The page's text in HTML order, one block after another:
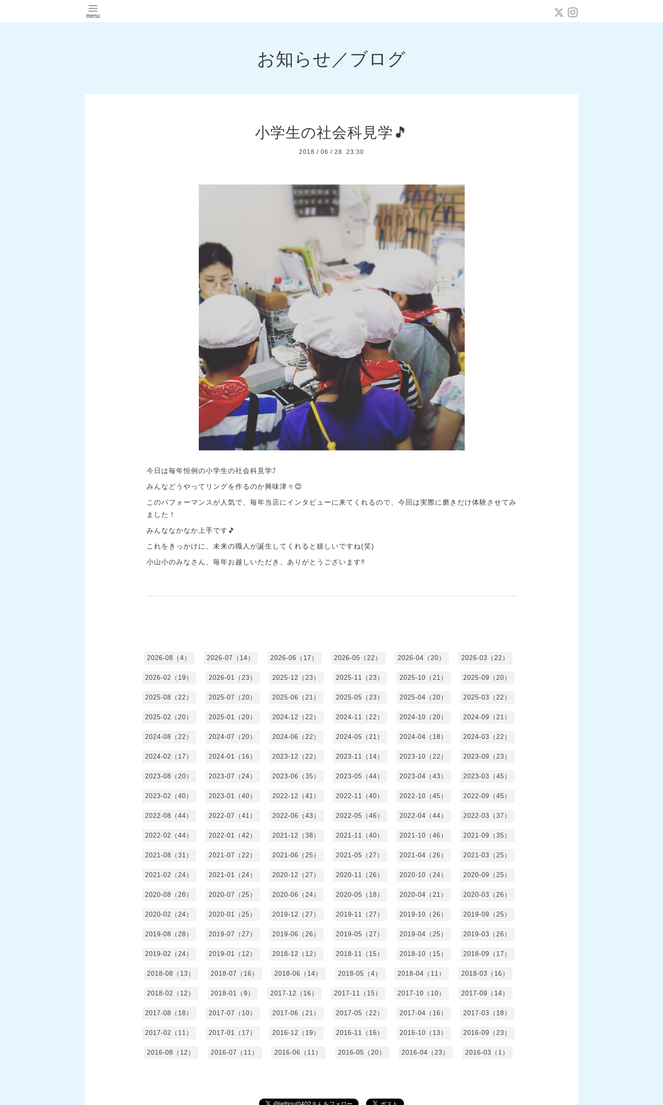
お知らせ／ブログ
小学生の社会科見学🎵
2018 / 06 / 28 23:30
今日は毎年恒例の小学生の社会科見学⤴️
みんなどうやってリングを作るのか興味津々😊
このパフォーマンスが人気で、毎年当店にインタビューに来てくれるので、今回は実際に磨きだけ体験させてみ
ました！
みんななかなか上手です🎵
これをきっかけに、未来の職人が誕生してくれると嬉しいですね(笑)
小山小のみなさん、毎年お越しいただき、ありがとうございます‼️
2026-08（4） 2026-07（14） 2026-06（17） 2026-05（22） 2026-04（20） 2026-03（22）
2026-02（19） 2026-01（23） 2025-12（23） 2025-11（23） 2025-10（21） 2025-09（20）
2025-08（22） 2025-07（20） 2025-06（21） 2025-05（23） 2025-04（20） 2025-03（22）
2025-02（20） 2025-01（20） 2024-12（22） 2024-11（22） 2024-10（20） 2024-09（21）
2024-08（22） 2024-07（20） 2024-06（22） 2024-05（21） 2024-04（18） 2024-03（22）
2024-02（17） 2024-01（16） 2023-12（22） 2023-11（14） 2023-10（22） 2023-09（23）
2023-08（20） 2023-07（24） 2023-06（35） 2023-05（44） 2023-04（43） 2023-03（45）
2023-02（40） 2023-01（40） 2022-12（41） 2022-11（40） 2022-10（45） 2022-09（45）
2022-08（44） 2022-07（41） 2022-06（43） 2022-05（46） 2022-04（44） 2022-03（37）
2022-02（44） 2022-01（42） 2021-12（38） 2021-11（40） 2021-10（46） 2021-09（35）
2021-08（31） 2021-07（22） 2021-06（25） 2021-05（27） 2021-04（26） 2021-03（25）
2021-02（24） 2021-01（24） 2020-12（27） 2020-11（26） 2020-10（24） 2020-09（25）
2020-08（28） 2020-07（25） 2020-06（24） 2020-05（18） 2020-04（21） 2020-03（26）
2020-02（24） 2020-01（25） 2019-12（27） 2019-11（27） 2019-10（26） 2019-09（25）
2019-08（28） 2019-07（27） 2019-06（26） 2019-05（27） 2019-04（25） 2019-03（26）
2019-02（24） 2019-01（12） 2018-12（12） 2018-11（15） 2018-10（15） 2018-09（17）
2018-08（13） 2018-07（16） 2018-06（14） 2018-05（4） 2018-04（11） 2018-03（16）
2018-02（12） 2018-01（9） 2017-12（16） 2017-11（15） 2017-10（10） 2017-09（14）
2017-08（18） 2017-07（10） 2017-06（21） 2017-05（22） 2017-04（16） 2017-03（18）
2017-02（11） 2017-01（17） 2016-12（19） 2016-11（16） 2016-10（13） 2016-09（23）
2016-08（12） 2016-07（11） 2016-06（11） 2016-05（20） 2016-04（23） 2016-03（1）